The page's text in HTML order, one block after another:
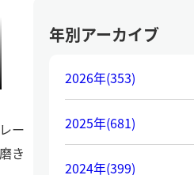
ー
き
年別アーカイブ
2026年(353)
2025年(681)
2024年(399)